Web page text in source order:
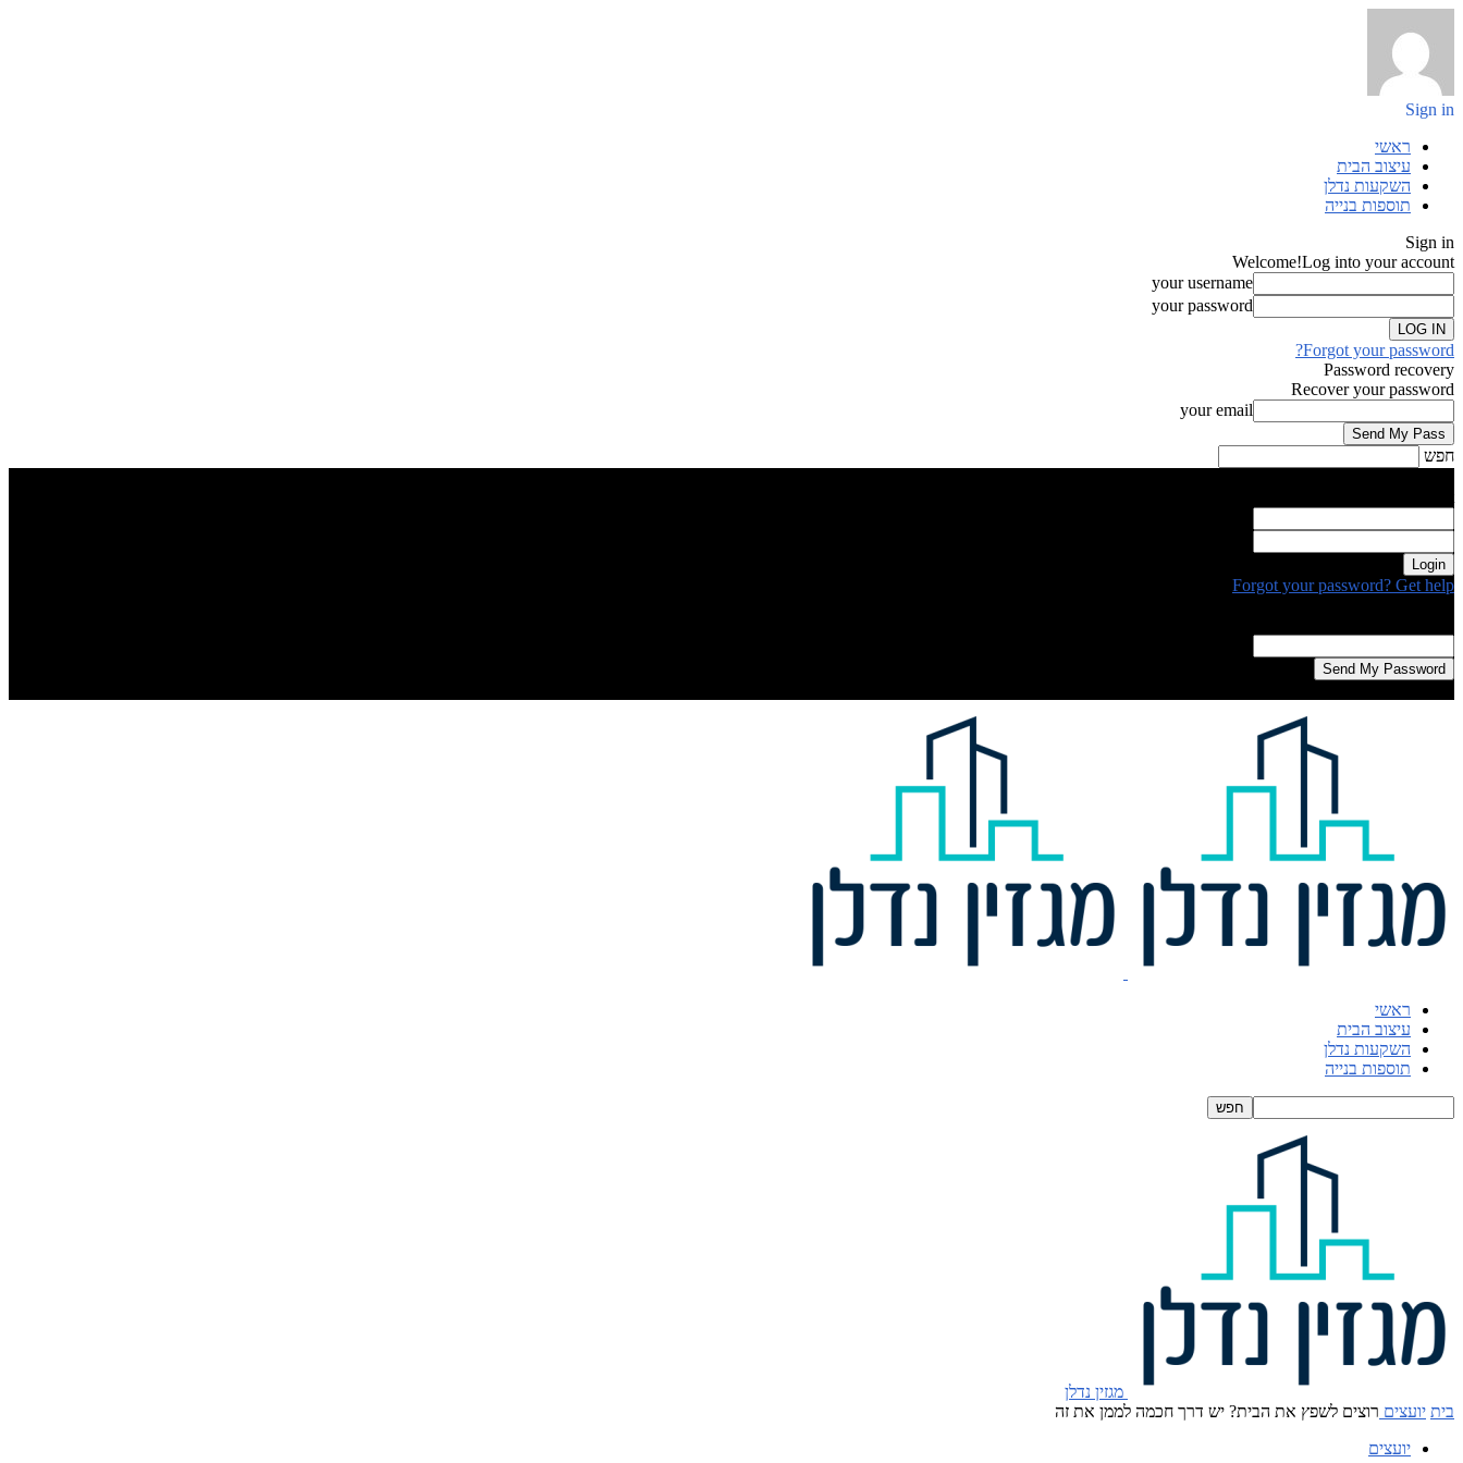
Sign in
ראשי
עיצוב הבית
השקעות נדלן
תוספות בנייה
Sign in
Welcome!Log into your account
your username
your password
Forgot your password?
Password recovery
Recover your password
your email
חפש
Forgot your password? Get help
ראשי
עיצוב הבית
השקעות נדלן
תוספות בנייה
מגזין נדלן
בית יועצים רוצים לשפץ את הבית? יש דרך חכמה לממן את זה
יועצים